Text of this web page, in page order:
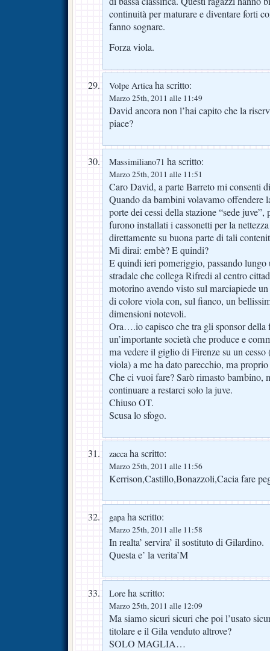
continuità per maturare e diventare forti
fanno sognare.
Forza viola.
Volpe Articaha scritto:
Marzo 25th, 2011 alle 11:49
David ancora non l’hai capito che la
piace?
Massimiliano71 ha scritto:
Marzo 25th, 2011 alle 11:51
Caro David, a parte Barreto mi consenti
Quando da bambini volavamo offendere
porte dei cessi della stazione “sede
furono installati i cassonetti per la
direttamente su buona parte di tali
Mi dirai: embè? E quindi?
E quindi ieri pomeriggio, passando lungo
stradale che collega Rifredi al centro
motorino avendo visto sul marciapiede
di colore viola con, sul fianco, un
dimensioni notevoli.
Ora….io capisco che tra gli sponsor della
un’importante società che produce e
ma vedere il giglio di Firenze su un cesso
viola) a me ha dato parecchio, ma
Che ci vuoi fare? Sarò rimasto bambino,
continuare a restarci solo la juve.
Chiuso OT.
Scusa lo sfogo.
zaccaha scritto:
Marzo 25th, 2011 alle 11:56
Kerrison,Castillo,Bonazzoli,Cacia fare
gapaha scritto:
Marzo 25th, 2011 alle 11:58
In realta’ servira’ il sostituto di Gilardino.
Questa e’ la verita’M
Lore ha scritto:
Marzo 25th, 2011 alle 12:09
Ma siamo sicuri sicuri che poi l’usato
titolare e il Gila venduto altrove?
SOLO MAGLIA…